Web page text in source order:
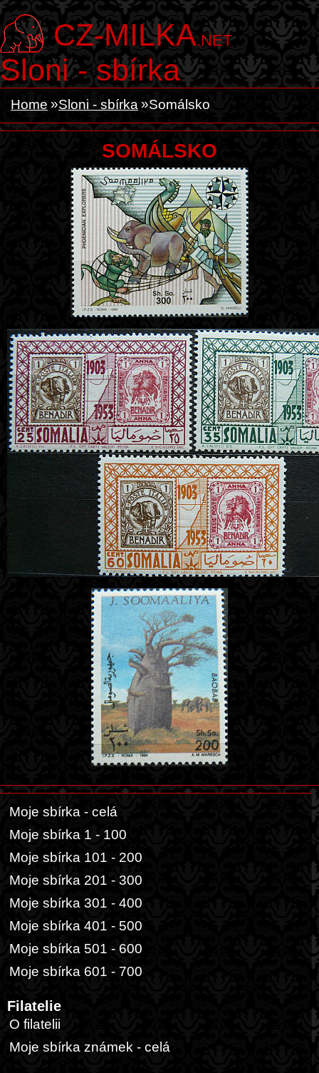
CZ-MILKA.NET
Sloni - sbírka
Home Sloni - sbírka Somálsko
SOMÁLSKO
Moje sbírka - celá
Moje sbírka 1 - 100
Moje sbírka 101 - 200
Moje sbírka 201 - 300
Moje sbírka 301 - 400
Moje sbírka 401 - 500
Moje sbírka 501 - 600
Moje sbírka 601 - 700
Filatelie
O filatelii
Moje sbírka známek - celá